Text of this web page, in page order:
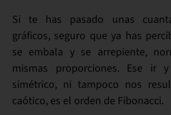
Si te has pasado unas
gráficos, seguro que ya has
se embala y se arrepiente,
mismas proporciones. Ese ir
simétrico, ni tampoco nos
caótico, es el orden de Fibonacci.